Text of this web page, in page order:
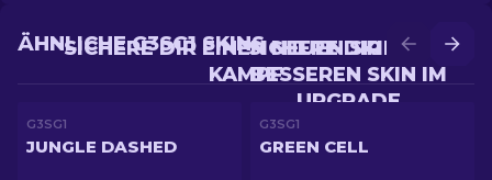
SICHERE DIR EINEN
BESSEREN SKIN IM
UPGRADE
SICHERE DIR EINEN NEUEN SKIN IM
KAMPF
ÄHNLICHE G3SG1 SKINS
G3SG1
JUNGLE DASHED
G3SG1
GREEN CELL